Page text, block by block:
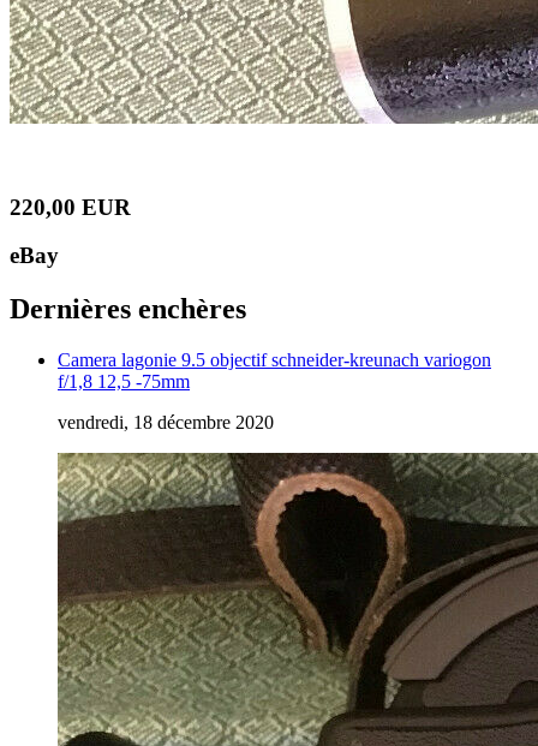
220,00 EUR
eBay
Dernières enchères
Camera lagonie 9.5 objectif schneider-kreunach variogon
f/1,8 12,5 -75mm
vendredi, 18 décembre 2020